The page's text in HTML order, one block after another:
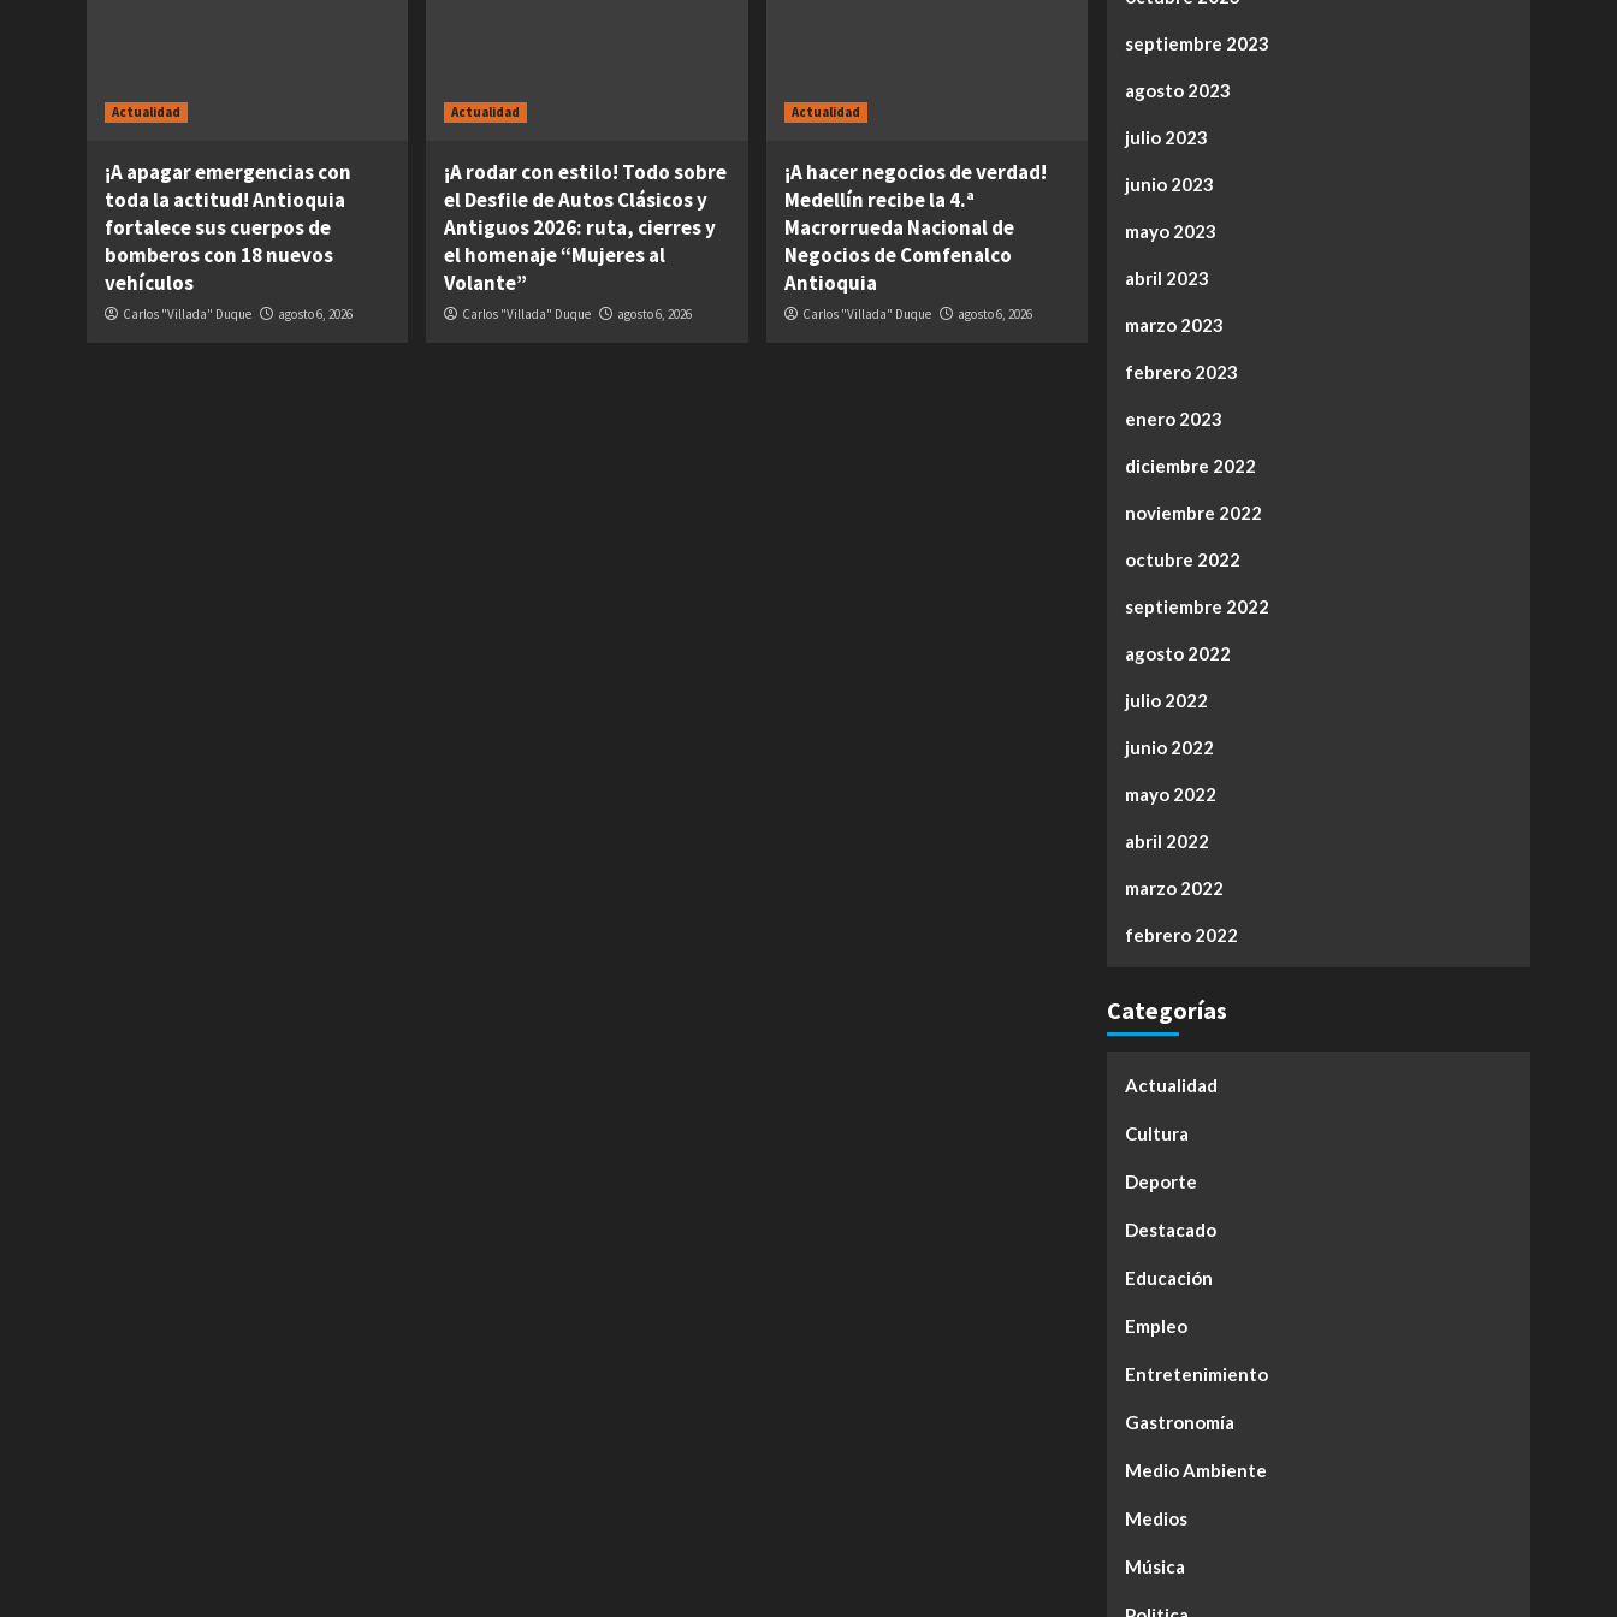
Actualidad
¡A apagar emergencias con
toda la actitud! Antioquia
fortalece sus cuerpos de
bomberos con 18 nuevos
vehículos
Carlos "Villada" Duque agosto 6, 2026
Actualidad
¡A rodar con estilo! Todo sobre
el Desfile de Autos Clásicos y
Antiguos 2026: ruta, cierres y
el homenaje “Mujeres al
Volante”
Carlos "Villada" Duque agosto 6, 2026
Actualidad
¡A hacer negocios de verdad!
Medellín recibe la 4.ª
Macrorrueda Nacional de
Negocios de Comfenalco
Antioquia
Carlos "Villada" Duque agosto 6, 2026
septiembre 2023
agosto 2023
julio 2023
junio 2023
mayo 2023
abril 2023
marzo 2023
febrero 2023
enero 2023
diciembre 2022
noviembre 2022
octubre 2022
septiembre 2022
agosto 2022
julio 2022
junio 2022
mayo 2022
abril 2022
marzo 2022
febrero 2022
Categorías
Actualidad
Cultura
Deporte
Destacado
Educación
Empleo
Entretenimiento
Gastronomía
Medio Ambiente
Medios
Música